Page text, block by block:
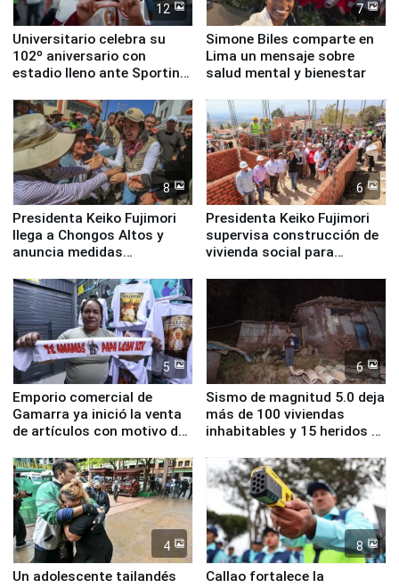
12
Universitario celebra su
102º aniversario con
estadio lleno ante Sporting
7
Simone Biles comparte en
Lima un mensaje sobre
salud mental y bienestar
8
Presidenta Keiko Fujimori
llega a Chongos Altos y
anuncia medidas
educación, salud y empleo
6
Presidenta Keiko Fujimori
supervisa construcción de
vivienda social para
5
Emporio comercial de
Gamarra ya inició la venta
de artículos con motivo de
6
Sismo de magnitud 5.0 deja
más de 100 viviendas
inhabitables y 15 heridos en
4
Un adolescente tailandés
8
Callao fortalece la